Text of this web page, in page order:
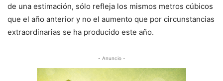
de una estimación, sólo refleja los mismos metros cúbicos
que el año anterior y no el aumento que por circunstancias
extraordinarias se ha producido este año.
- Anuncio -